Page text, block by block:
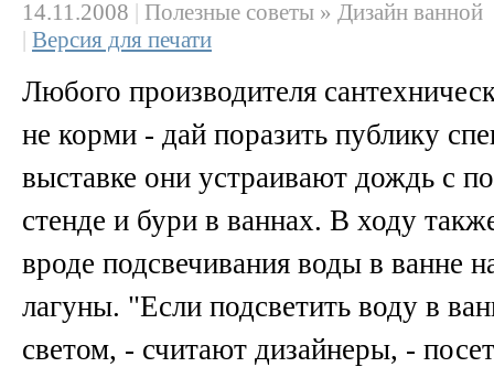
14.11.2008 | Полезные советы » Дизайн ванной
| Версия для печати
Любого производителя
не корми - дай поразить публику
выставке они устраивают дождь с
стенде и бури в ваннах. В ходу
вроде подсвечивания воды в ванне
лагуны. "Если подсветить воду в
светом, - считают дизайнеры, -